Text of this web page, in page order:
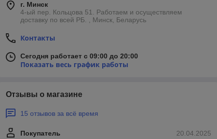
г. Минск
4-ый пер. Кольцова 51. Работаем и осуществляем
доставку по всей РБ. , Минск, Беларусь
Контакты
Сегодня работает с 09:00 до 20:00
Показать весь график работы
Отзывы о магазине
15 отзывов за всё время
20.04.2025
Покупатель